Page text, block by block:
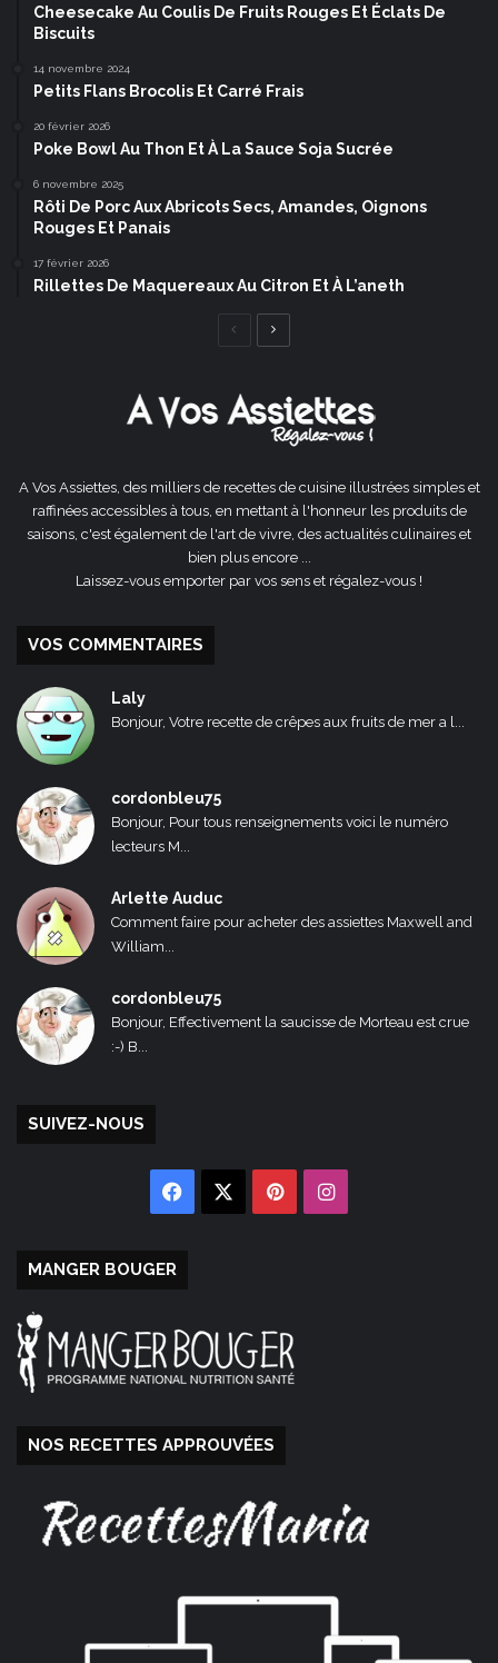
Cheesecake Au Coulis De Fruits Rouges Et Éclats De
Biscuits
14 novembre 2024
Petits Flans Brocolis Et Carré Frais
20 février 2026
Poke Bowl Au Thon Et À La Sauce Soja Sucrée
6 novembre 2025
Rôti De Porc Aux Abricots Secs, Amandes, Oignons
Rouges Et Panais
17 février 2026
Rillettes De Maquereaux Au Citron Et À L’aneth
Page
A Vos Assiettes, des milliers de recettes de cuisine illustrées simples et
raffinées accessibles à tous, en mettant à l'honneur les produits de
saisons, c'est également de l'art de vivre, des actualités culinaires et
bien plus encore ...
Laissez-vous emporter par vos sens et régalez-vous !
VOS COMMENTAIRES
Laly
Bonjour, Votre recette de crêpes aux fruits de mer a l...
cordonbleu75
Bonjour, Pour tous renseignements voici le numéro
lecteurs M...
Arlette Auduc
Comment faire pour acheter des assiettes Maxwell and
William...
cordonbleu75
Bonjour, Effectivement la saucisse de Morteau est crue
:-) B...
SUIVEZ-NOUS
Facebook PinterestInstagram
MANGER BOUGER
NOS RECETTES APPROUVÉES